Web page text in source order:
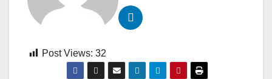
Post Views: 32